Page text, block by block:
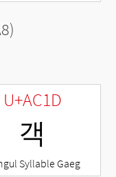
U+AC1D
객
Syllable Gaeg